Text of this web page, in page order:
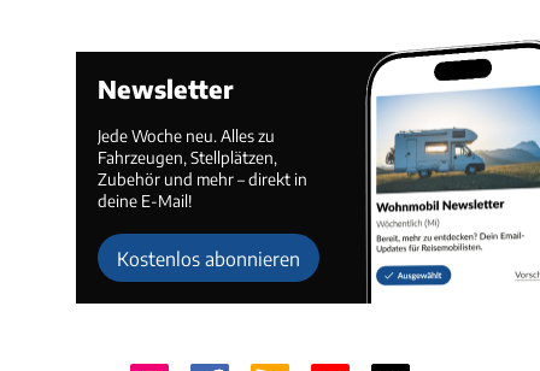
Newsletter
Jede Woche neu. Alles zu
Fahrzeugen, Stellplätzen,
Zubehör und mehr – direkt in
deine E-Mail!
Kostenlos abonnieren